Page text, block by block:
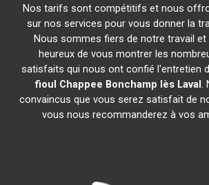
Nos tarifs sont compétitifs et nous
sur nos services pour vous donner la
Nous sommes fiers de notre travail
heureux de vous montrer les
satisfaits qui nous ont confié l'entretien
fioul Chappee Bonchamp lès Laval.
convaincus que vous serez satisfait de
vous nous recommanderez à vos